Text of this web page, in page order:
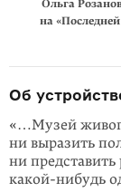
Ольга
на
Об
«…Музей
ни выразить
ни
какой-нибудь